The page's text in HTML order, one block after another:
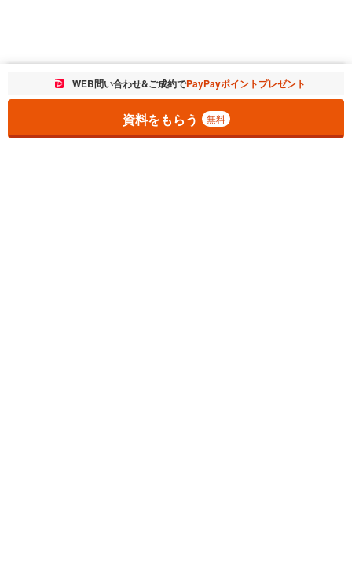
お気に入りに追加しました。 一覧を開く
WEB問い合わせ&ご成約でPayPayポイントプレゼント
資料をもらう 無料